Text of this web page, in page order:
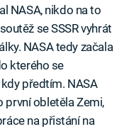
NASA, nikdo na to
se SSSR vyhrát
NASA tedy začala
kterého se
předtím. NASA
první obletěla Zemi,
na přistání na